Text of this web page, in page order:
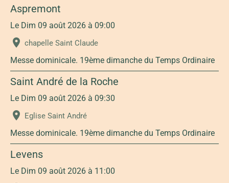
Aspremont
Le Dim 09 août 2026 à 09:00
chapelle Saint Claude
Messe dominicale. 19ème dimanche du Temps Ordinaire
Saint André de la Roche
Le Dim 09 août 2026 à 09:30
Eglise Saint André
Messe dominicale. 19ème dimanche du Temps Ordinaire
Levens
Le Dim 09 août 2026 à 11:00